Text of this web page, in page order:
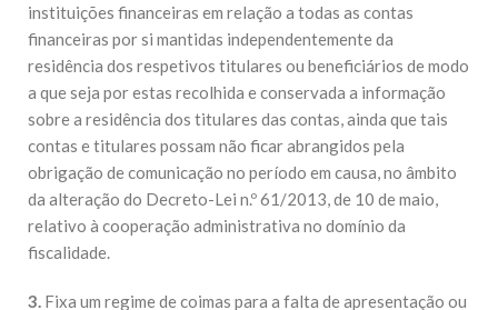
instituições financeiras em relação a todas as contas
financeiras por si mantidas independentemente da
residência dos respetivos titulares ou beneficiários de modo
a que seja por estas recolhida e conservada a informação
sobre a residência dos titulares das contas, ainda que tais
contas e titulares possam não ficar abrangidos pela
obrigação de comunicação no período em causa, no âmbito
da alteração do Decreto-Lei n.º 61/2013, de 10 de maio,
relativo à cooperação administrativa no domínio da
fiscalidade.
3. Fixa um regime de coimas para a falta de apresentação ou